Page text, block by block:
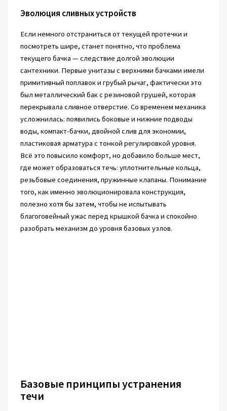
Эволюция сливных устройств
Если немного отстраниться от текущей протечки и
посмотреть шире, станет понятно, что проблема
текущего бачка — следствие долгой эволюции
сантехники. Первые унитазы с верхними бачками имели
примитивный поплавок и грубый рычаг, фактически это
был металлический бак с резиновой грушей, которая
перекрывала сливное отверстие. Со временем механика
усложнилась: появились боковые и нижние подводы
воды, компакт-бачки, двойной слив для экономии,
пластиковая арматура с тонкой регулировкой уровня.
Всё это повысило комфорт, но добавило больше мест,
где может образоваться течь: уплотнительные кольца,
резьбовые соединения, пружинные клапаны. Понимание
того, как именно эволюционировала конструкция,
полезно хотя бы затем, чтобы не испытывать
благоговейный ужас перед крышкой бачка и спокойно
разобрать механизм до уровня базовых узлов.
Базовые принципы устранения
течи